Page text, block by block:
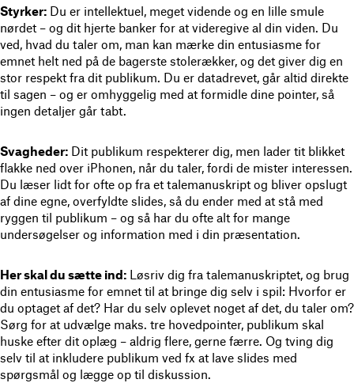
Styrker: Du er intellektuel, meget vidende og en lille smule
nørdet – og dit hjerte banker for at videregive al din viden. Du
ved, hvad du taler om, man kan mærke din entusiasme for
emnet helt ned på de bagerste stolerækker, og det giver dig en
stor respekt fra dit publikum. Du er datadrevet, går altid direkte
til sagen – og er omhyggelig med at formidle dine pointer, så
ingen detaljer går tabt.
Svagheder: Dit publikum respekterer dig, men lader tit blikket
flakke ned over iPhonen, når du taler, fordi de mister interessen.
Du læser lidt for ofte op fra et talemanuskript og bliver opslugt
af dine egne, overfyldte slides, så du ender med at stå med
ryggen til publikum – og så har du ofte alt for mange
undersøgelser og information med i din præsentation.
Her skal du sætte ind: Løsriv dig fra talemanuskriptet, og brug
din entusiasme for emnet til at bringe dig selv i spil: Hvorfor er
du optaget af det? Har du selv oplevet noget af det, du taler om?
Sørg for at udvælge maks. tre hovedpointer, publikum skal
huske efter dit oplæg – aldrig flere, gerne færre. Og tving dig
selv til at inkludere publikum ved fx at lave slides med
spørgsmål og lægge op til diskussion.